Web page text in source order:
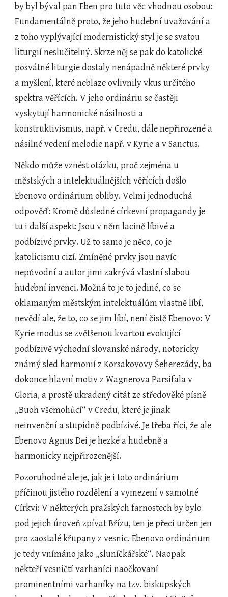
by byl býval pan Eben pro tuto věc vhodnou osobou:
Fundamentálně proto, že jeho hudební uvažování a
z toho vyplývající modernistický styl je se svatou
liturgií neslučitelný. Skrze něj se pak do katolické
posvátné liturgie dostaly nenápadně některé prvky
a myšlení, které neblaze ovlivnily vkus určitého
spektra věřících. V jeho ordináriu se častěji
vyskytují harmonické násilnosti a
konstruktivismus, např. v Credu, dále nepřirozené a
násilné vedení melodie např. v Kyrie a v Sanctus.
Někdo může vznést otázku, proč zejména u
městských a intelektuálnějších věřících došlo
Ebenovo ordinárium obliby. Velmi jednoduchá
odpověď: Kromě důsledné církevní propagandy je
tu i další aspekt: Jsou v něm lacině líbivé a
podbízivé prvky. Už to samo je něco, co je
katolicismu cizí. Zmíněné prvky jsou navíc
nepůvodní a autor jimi zakrývá vlastní slabou
hudební invenci. Možná to je to jediné, co se
oklamaným městským intelektuálům vlastně líbí,
nevědí ale, že to, co se jim líbí, není čistě Ebenovo: V
Kyrie modus se zvětšenou kvartou evokující
podbízivě východní slovanské národy, notoricky
známý sled harmonií z Korsakovovy Šeherezády, ba
dokonce hlavní motiv z Wagnerova Parsifala v
Gloria, a prostě ukradený citát ze středověké písně
„Buoh všemohůcí“ v Credu, které je jinak
neinvenční a stupidně podbízivé. Je třeba říci, že ale
Ebenovo Agnus Dei je hezké a hudebně a
harmonicky nejpřirozenější.
Pozoruhodné ale je, jak je i toto ordinárium
příčinou jistého rozdělení a vymezení v samotné
Církvi: V některých pražských farnostech by bylo
pod jejich úroveň zpívat Břízu, ten je přeci určen jen
pro zaostalé křupany z vesnic. Ebenovo ordinárium
je tedy vnímáno jako „sluníčkářské“. Naopak
někteří vesničtí varhaníci naočkovaní
prominentními varhaníky na tzv. biskupských